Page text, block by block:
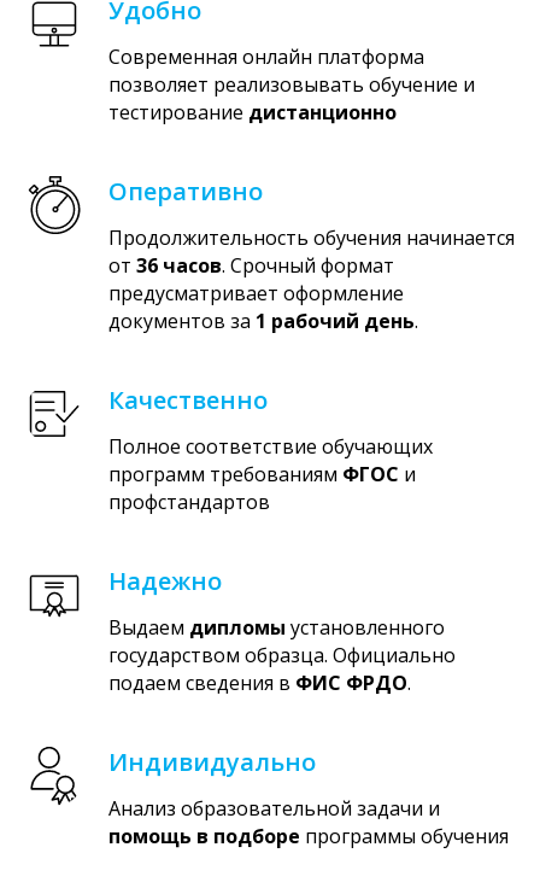
Удобно
Современная онлайн платформа
позволяет реализовывать обучение и
тестирование дистанционно
Оперативно
Продолжительность обучения начинается
от 36 часов. Срочный формат
предусматривает оформление
документов за 1 рабочий день.
Качественно
Полное соответствие обучающих
программ требованиям ФГОС и
профстандартов
Надежно
Выдаем дипломы установленного
государством образца. Официально
подаем сведения в ФИС ФРДО.
Индивидуально
Анализ образовательной задачи и
помощь в подборе программы обучения